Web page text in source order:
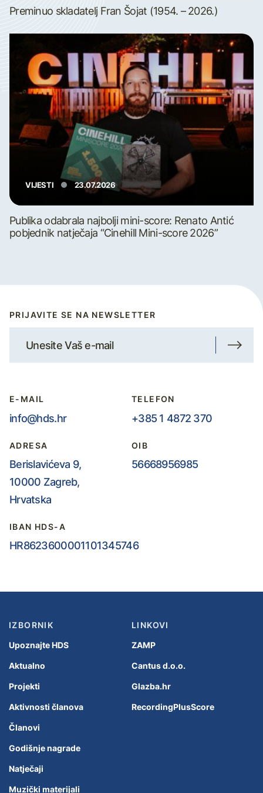
Preminuo skladatelj Fran Šojat (1954. – 2026.)
VIJESTI 23.07.2026
Publika odabrala najbolji mini-score: Renato Antić
pobjednik natječaja “Cinehill Mini-score 2026”
PRIJAVITE SE NA NEWSLETTER
E-MAIL
info@hds.hr
TELEFON
+385 1 4872 370
ADRESA
Berislavićeva 9,
10000 Zagreb,
Hrvatska
OIB
56668956985
IBAN HDS-A
HR8623600001101345746
IZBORNIK
Upoznajte HDS
Aktualno
Projekti
Aktivnosti članova
Članovi
Godišnje nagrade
Natječaji
Muzički materijali
LINKOVI
ZAMP
Cantus d.o.o.
Glazba.hr
RecordingPlusScore